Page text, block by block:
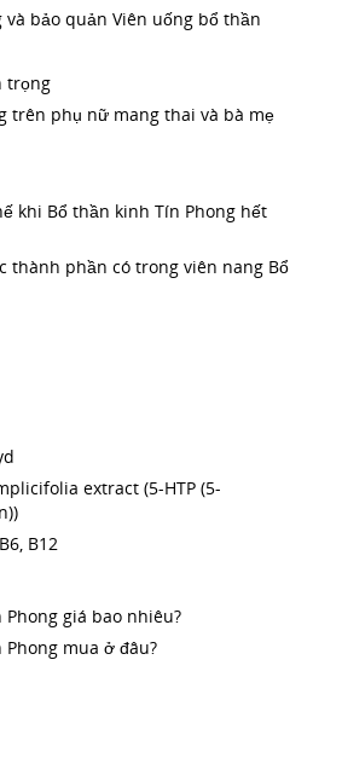
và bảo quản Viên uống bổ thần
trọng
trên phụ nữ mang thai và bà mẹ
khi Bổ thần kinh Tín Phong hết
thành phần có trong viên nang Bổ
extract (5-HTP (5-
B12
giá bao nhiêu?
mua ở đâu?